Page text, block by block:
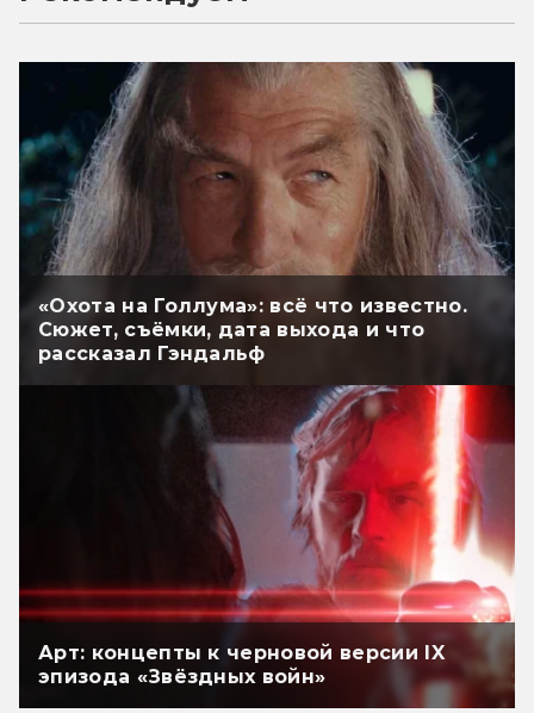
«Охота на Голлума»: всё что известно.
Сюжет, съёмки, дата выхода и что
рассказал Гэндальф
Арт: концепты к черновой версии IX
эпизода «Звёздных войн»